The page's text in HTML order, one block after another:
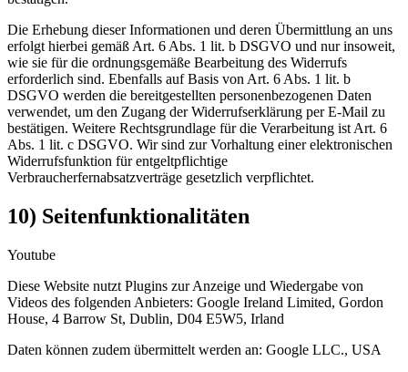
Die Erhebung dieser Informationen und deren Übermittlung an uns
erfolgt hierbei gemäß Art. 6 Abs. 1 lit. b DSGVO und nur insoweit,
wie sie für die ordnungsgemäße Bearbeitung des Widerrufs
erforderlich sind. Ebenfalls auf Basis von Art. 6 Abs. 1 lit. b
DSGVO werden die bereitgestellten personenbezogenen Daten
verwendet, um den Zugang der Widerrufserklärung per E-Mail zu
bestätigen. Weitere Rechtsgrundlage für die Verarbeitung ist Art. 6
Abs. 1 lit. c DSGVO. Wir sind zur Vorhaltung einer elektronischen
Widerrufsfunktion für entgeltpflichtige
Verbraucherfernabsatzverträge gesetzlich verpflichtet.
10) Seitenfunktionalitäten
Youtube
Diese Website nutzt Plugins zur Anzeige und Wiedergabe von
Videos des folgenden Anbieters: Google Ireland Limited, Gordon
House, 4 Barrow St, Dublin, D04 E5W5, Irland
Daten können zudem übermittelt werden an: Google LLC., USA